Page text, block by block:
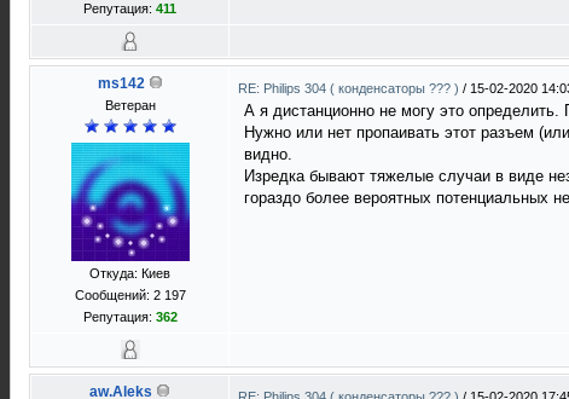
Репутация: 411
ms142
Ветеран
Откуда: Киев
Сообщений: 2 197
Репутация: 362
RE: Philips 304 ( конденсаторы ??? ) / 15-02-2020
А я дистанционно не могу это
Нужно или нет пропаивать этот разъем
видно.
Изредка бывают тяжелые случаи в виде
гораздо более вероятных потенциальных
aw.Aleks